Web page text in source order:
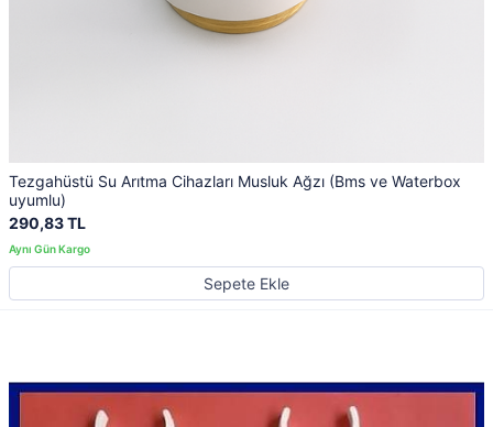
Tezgahüstü Su Arıtma Cihazları Musluk Ağzı (Bms ve Waterbox
uyumlu)
290,83 TL
Sepete Ekle